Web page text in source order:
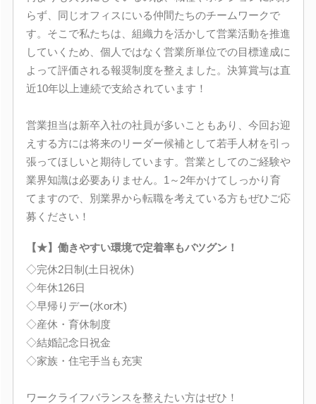
らず、同じオフィスにいる仲間たちのチームワークで
す。そこで私たちは、組織力を活かして営業活動を推進
していくため、個人ではなく営業所単位での目標達成に
よって評価される報奨制度を整えました。決算賞与は直
近10年以上連続で支給されています！
営業担当は新卒入社の社員が多いこともあり、今回お迎
えする方には将来のリーダー候補として若手人材を引っ
張ってほしいと期待しています。営業としてのご経験や
業界知識は必要ありません。1～2年かけてしっかり育
てますので、別業界から転職を考えている方もぜひご応
募ください！
【★】働きやすい環境で定着率もバツグン！
◇完休2日制(土日祝休)
◇年休126日
◇早帰りデー(水or木)
◇産休・育休制度
◇結婚記念日祝金
◇家族・住宅手当も充実
ワークライフバランスを整えたい方はぜひ！